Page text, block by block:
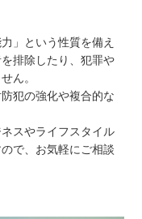
」という性質を備え
排除したり、犯罪や
ん。
犯の強化や複合的な
スやライフスタイル
で、お気軽にご相談